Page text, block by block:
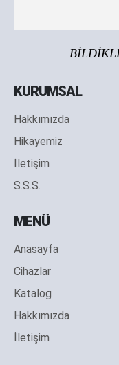
KURUMSAL
Hakkımızda
Hikayemiz
İletişim
S.S.S.
MENÜ
Anasayfa
Cihazlar
Katalog
Hakkımızda
İletişim